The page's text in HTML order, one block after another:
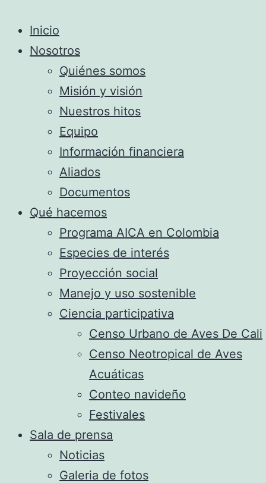
Inicio
Nosotros
Quiénes somos
Misión y visión
Nuestros hitos
Equipo
Información financiera
Aliados
Documentos
Qué hacemos
Programa AICA en Colombia
Especies de interés
Proyección social
Manejo y uso sostenible
Ciencia participativa
Censo Urbano de Aves De Cali
Censo Neotropical de Aves
Acuáticas
Conteo navideño
Festivales
Sala de prensa
Noticias
Galeria de fotos